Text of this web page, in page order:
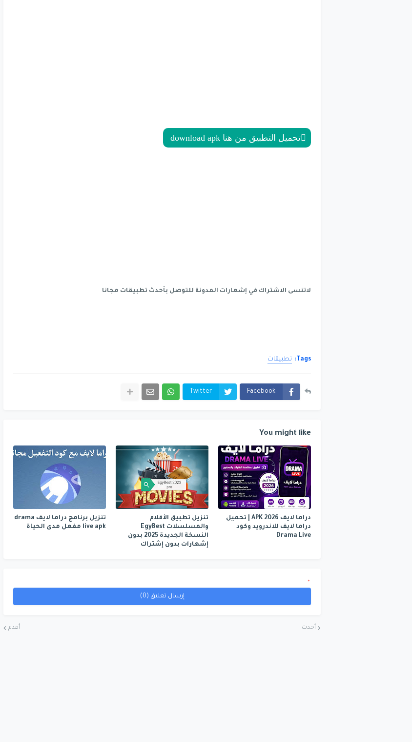
تحميل التطبيق من هنا download apk
لاتنسى الاشتراك في إشعارات المدونة للتوصل بأحدث تطبيقات مجانا
Tags: تطبيقات
Facebook
Twitter
You might like
دراما لايف APK 2026 | تحميل
دراما لايف للاندرويد وكود
Drama Live
تنزيل تطبيق الأفلام
والمسلسلات EgyBest
النسخة الجديدة 2025 بدون
إشهارات بدون إشتراك
تنزيل برنامج دراما لايف drama
live apk مفعل مدى الحياة
*
إرسال تعليق (0)
أحدث أقدم